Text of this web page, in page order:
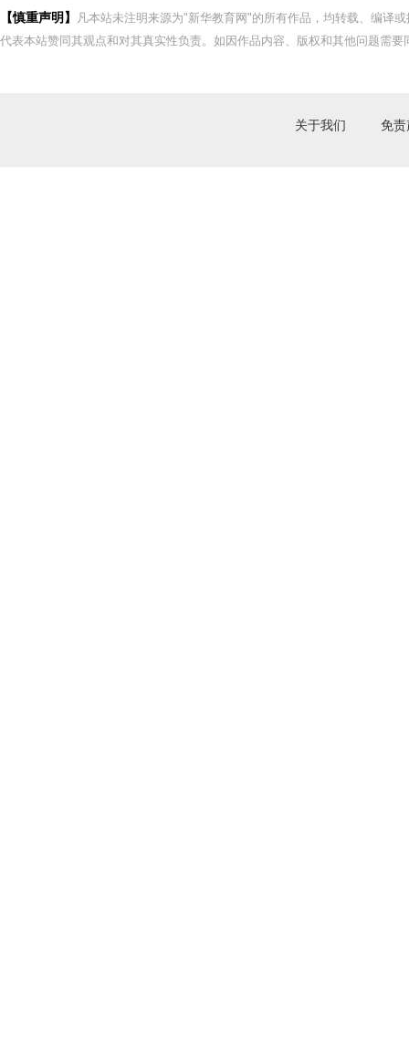
【慎重声明】
凡本站未注明来源为"新华教育网"的所有作品，均转载、编译
代表本站赞同其观点和对其真实性负责。如因作品内容、版权和其他问题需
关于我们 免责